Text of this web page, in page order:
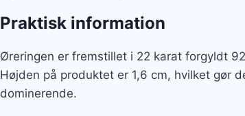
Praktisk information
Øreringen er fremstillet i 22 karat forgyldt
Højden på produktet er 1,6 cm, hvilket gør
dominerende.